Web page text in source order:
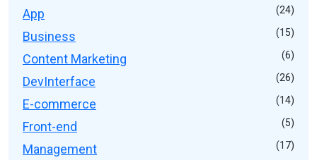
App (24)
Business (15)
Content Marketing (6)
DevInterface (26)
E-commerce (14)
Front-end (5)
Management (17)